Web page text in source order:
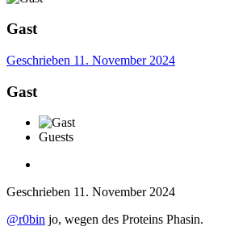
Gast
Geschrieben 11. November 2024
Gast
Guests
Geschrieben 11. November 2024
@r0bin jo, wegen des Proteins Phasin.